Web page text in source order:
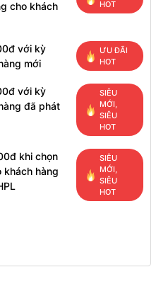
cho khách
HOT
với kỳ
mới
ƯU ĐÃI
HOT
với kỳ
đã phát
SIÊU
MỚI,
SIÊU
HOT
khi chọn
khách hàng
SIÊU
MỚI,
SIÊU
HOT